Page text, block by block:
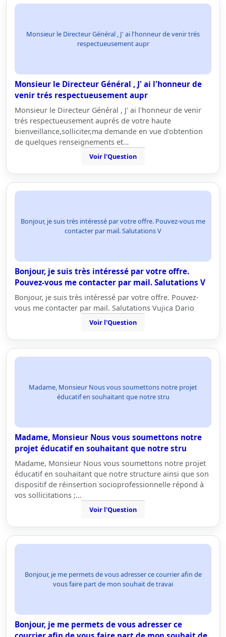
Monsieur le Directeur Général , J' ai l'honneur de venir trés
respectueusement aupr
Monsieur le Directeur Général , J' ai l'honneur de
venir trés respectueusement aupr
Monsieur le Directeur Général , J' ai l'honneur de venir
trés respectueusement auprés de votre haute
bienveillance,solliciter,ma demande en vue d'obtention
de quelques renseignements et…
Voir l'Question
Bonjour, je suis très intéressé par votre offre. Pouvez-vous me
contacter par mail. Salutations V
Bonjour, je suis très intéressé par votre offre.
Pouvez-vous me contacter par mail. Salutations V
Bonjour, je suis très intéressé par votre offre. Pouvez-
vous me contacter par mail. Salutations Vujica Dario
Voir l'Question
Madame, Monsieur Nous vous soumettons notre projet
éducatif en souhaitant que notre stru
Madame, Monsieur Nous vous soumettons notre
projet éducatif en souhaitant que notre stru
Madame, Monsieur Nous vous soumettons notre projet
éducatif en souhaitant que notre structure ainsi que son
dispositif de réinsertion socioprofessionnelle répond à
vos sollicitations ;…
Voir l'Question
Bonjour, je me permets de vous adresser ce courrier afin de
vous faire part de mon souhait de travai
Bonjour, je me permets de vous adresser ce